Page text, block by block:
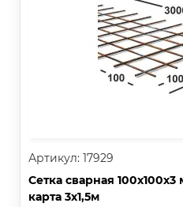
Артикул: 17929
Сетка сварная
карта 3х1,5м